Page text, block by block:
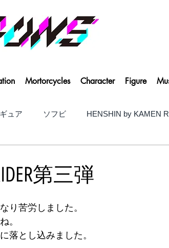
Mortorcycles Character Figure
ュア ソフビ HENSHIN by KAMEN
第三弾
り苦労しました。
。
落とし込みました。